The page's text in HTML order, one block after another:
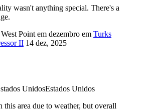
wasn't anything special. There's a
Point em dezembro em Turks
II 14 dez, 2025
Estados Unidos
this area due to weather, but overall